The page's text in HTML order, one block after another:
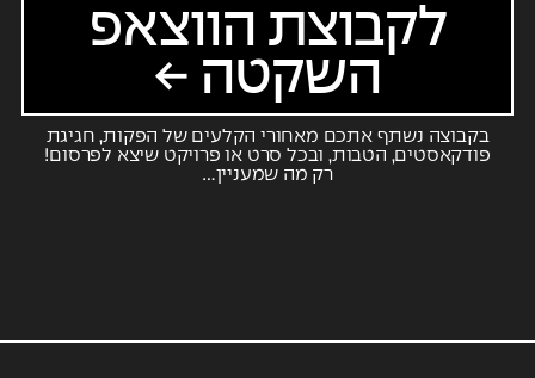
לקבוצת הווצאפ
השקטה ←
בקבוצה נשתף אתכם מאחורי הקלעים של הפקות, חגיגת
פודקאסטים, הטבות, ובכל סרט או פרויקט שיצא לפרסום!
רק מה שמעניין…